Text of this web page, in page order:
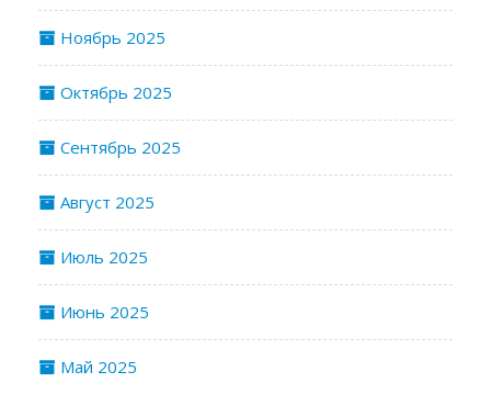
Ноябрь 2025
Октябрь 2025
Сентябрь 2025
Август 2025
Июль 2025
Июнь 2025
Май 2025